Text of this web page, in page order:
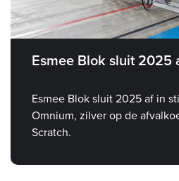
Esmee Blok sluit 2025
Esmee Blok sluit 2025 af in
Omnium, zilver op de
Scratch.